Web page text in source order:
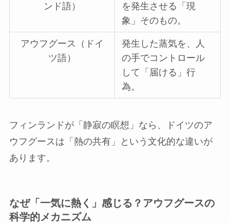
ンド語）
を発生させる「現
象」そのもの。
アウフグース（ドイ
ツ語）
発生した蒸気を、人
の手でコントロール
して「届ける」行
為。
フィンランドが「静寂の瞑想」なら、ドイツのア
ウフグースは「熱の共有」という文化的な違いが
あります。
なぜ「一気に熱く」感じる？アウフグースの
科学的メカニズム